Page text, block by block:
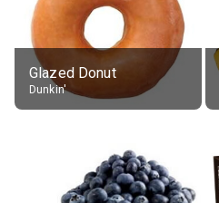
Glazed Donut
Dunkin'